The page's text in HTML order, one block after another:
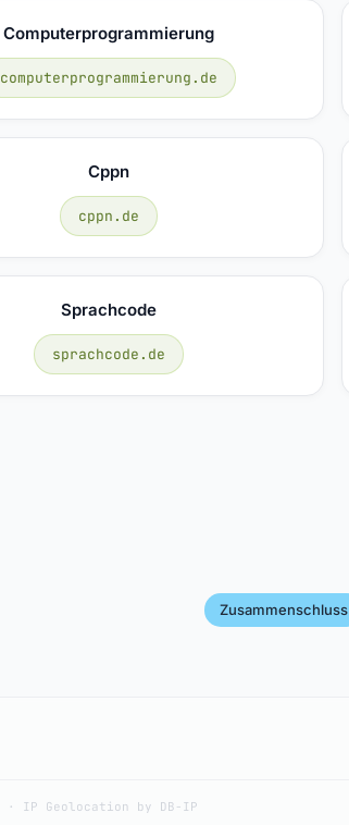
Computerprogrammierung
computerprogrammierung.de
Cppn
cppn.de
Sprachcode
sprachcode.de
Zusammenschluss
· IP Geolocation by DB-IP